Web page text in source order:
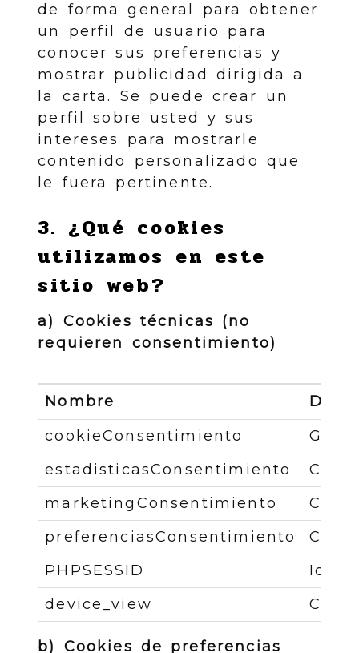
de forma general para obtener
un perfil de usuario para
conocer sus preferencias y
mostrar publicidad dirigida a
la carta. Se puede crear un
perfil sobre usted y sus
intereses para mostrarle
contenido personalizado que
le fuera pertinente.
3. ¿Qué cookies
utilizamos en este
sitio web?
a) Cookies técnicas (no
requieren consentimiento)
Nombre
cookieConsentimiento
estadisticasConsentimiento
marketingConsentimiento
preferenciasConsentimiento
PHPSESSID
device_view
b) Cookies de preferencias